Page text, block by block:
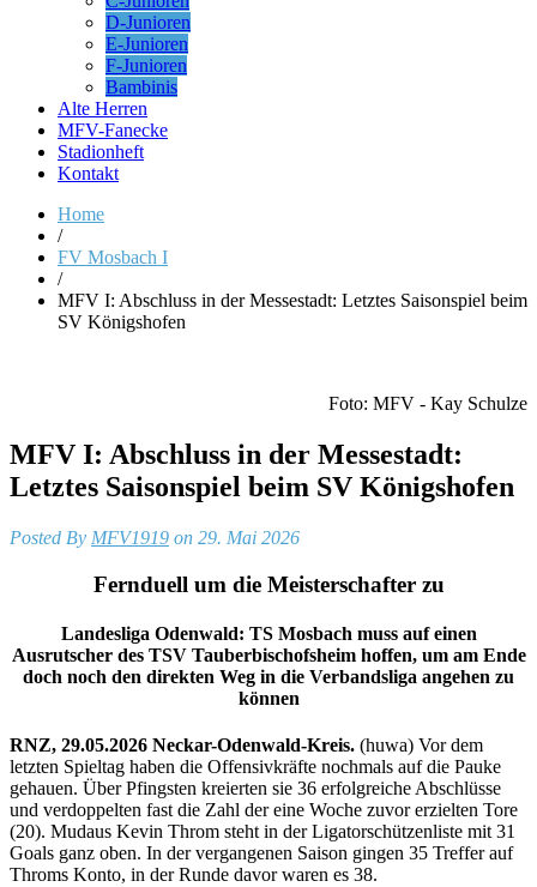
D-Junioren
E-Junioren
F-Junioren
Bambinis
Alte Herren
MFV-Fanecke
Stadionheft
Kontakt
Home
/
FV Mosbach I
/
MFV I: Abschluss in der Messestadt: Letztes Saisonspiel beim
SV Königshofen
Foto: MFV - Kay Schulze
MFV I: Abschluss in der Messestadt:
Letztes Saisonspiel beim SV Königshofen
Posted By MFV1919 on 29. Mai 2026
Fernduell um die Meisterschafter zu
Landesliga Odenwald: TS Mosbach muss auf einen
Ausrutscher des TSV Tauberbischofsheim hoffen, um am Ende
doch noch den direkten Weg in die Verbandsliga angehen zu
können
RNZ, 29.05.2026 Neckar-Odenwald-Kreis. (huwa) Vor dem
letzten Spieltag haben die Offensivkräfte nochmals auf die Pauke
gehauen. Über Pfingsten kreierten sie 36 erfolgreiche Abschlüsse
und verdoppelten fast die Zahl der eine Woche zuvor erzielten Tore
(20). Mudaus Kevin Throm steht in der Ligatorschützenliste mit 31
Goals ganz oben. In der vergangenen Saison gingen 35 Treffer auf
Throms Konto, in der Runde davor waren es 38.